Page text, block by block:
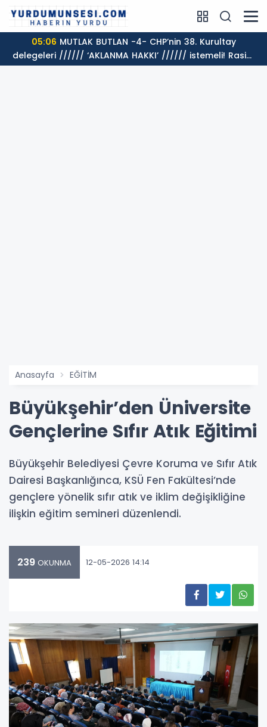
05:06
delegeleri ////// ‘AKLANMA HAKKI’ ////// istemeli! Rasim
AKKAYA yazdı...
Anasayfa EĞİTİM
Büyükşehir’den Üniversite
Gençlerine Sıfır Atık Eğitimi
Büyükşehir Belediyesi Çevre Koruma ve Sıfır Atık
Dairesi Başkanlığınca, KSÜ Fen Fakültesi’nde
gençlere yönelik sıfır atık ve iklim değişikliğine
ilişkin eğitim semineri düzenlendi.
239 OKUNMA 12-05-2026 14:14